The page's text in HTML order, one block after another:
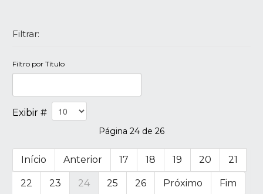
Filtrar:
Filtro por Título
Exibir #
Página 24 de 26
Início Anterior 17 18 19 20 21
22 23 24 25 26 Próximo Fim